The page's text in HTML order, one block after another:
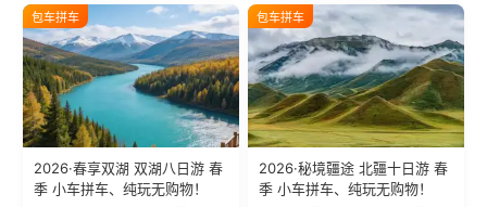
绝美瞬间。 赛湖坦克300跟车视
频：专业摄影师...
瓦人最大村落——禾木村，欣赏
晨雾与小木...
包车拼车
2026·春享双湖 双湖八日游 春
季 小车拼车、纯玩无购物！
包车拼车
2026·秘境疆途 北疆十日游 春
季 小车拼车、纯玩无购物！